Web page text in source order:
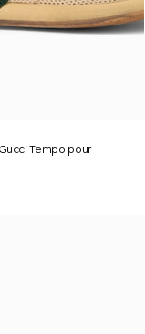
Tempo pour